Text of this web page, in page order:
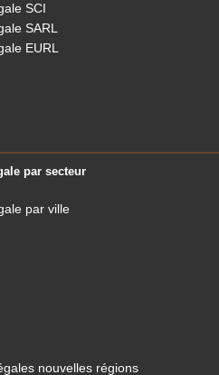
SCI
SARL
EURL
par secteur
par ville
nouvelles régions